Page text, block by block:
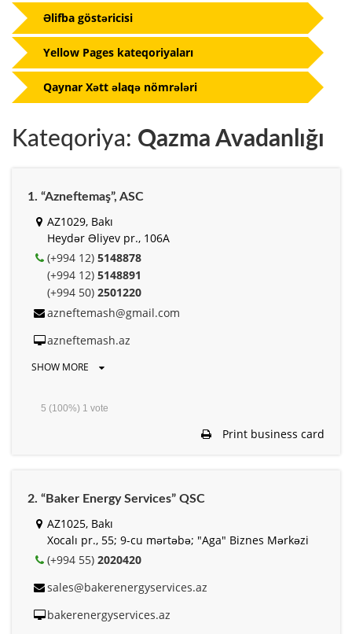
Kateqoriya: Qazma Avadanlığı
1. “Azneftemaş”, ASC
AZ1029, Bakı
Heydər Əliyev pr., 106A
(+994 12) 5148878
(+994 12) 5148891
(+994 50) 2501220
azneftemash@gmail.com
azneftemash.az
SHOW MORE
5 (100%) 1 vote
Print business card
2. “Baker Energy Services” QSC
AZ1025, Bakı
Xocalı pr., 55; 9-cu mərtəbə; "Aga" Biznes Mərkəzi
(+994 55) 2020420
sales@bakerenergyservices.az
bakerenergyservices.az
Əlifba göstəricisi
Yellow Pages kateqoriyaları
Qaynar Xətt əlaqə nömrələri